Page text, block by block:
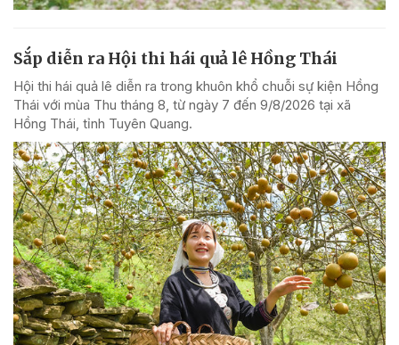
Sắp diễn ra Hội thi hái quả lê Hồng Thái
Hội thi hái quả lê diễn ra trong khuôn khổ chuỗi sự kiện Hồng
Thái với mùa Thu tháng 8, từ ngày 7 đến 9/8/2026 tại xã
Hồng Thái, tỉnh Tuyên Quang.